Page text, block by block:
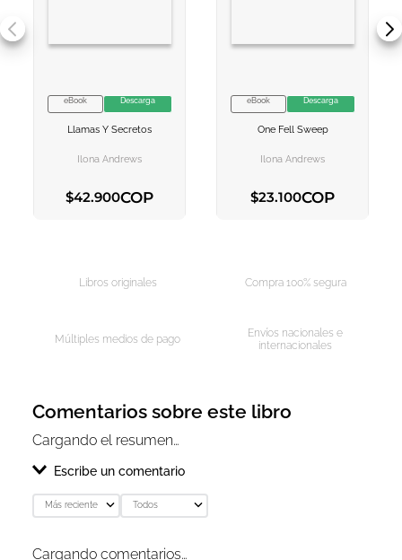
VER INFORMACION
eBook Descarga
Llamas Y Secretos
Ilona Andrews
$42.900COP
VER INFORMACION
eBook Descarga
One Fell Sweep
Ilona Andrews
$23.100COP
Libros originales Compra 100% segura
Múltiples medios de pago
Envíos nacionales e
internacionales
Comentarios sobre este libro
Cargando el resumen…
Escribe un comentario
Agregar comentario
Más reciente Todos
Cargando comentarios…